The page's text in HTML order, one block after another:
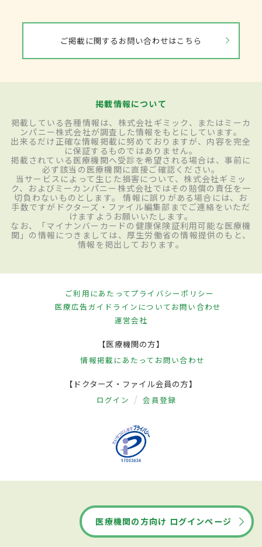
ご掲載に関するお問い合わせはこちら
掲載情報について
掲載している各種情報は、株式会社ギミック、またはミーカ
ンパニー株式会社が調査した情報をもとにしています。
出来るだけ正確な情報掲載に努めておりますが、内容を完全
に保証するものではありません。
掲載されている医療機関へ受診を希望される場合は、事前に
必ず該当の医療機関に直接ご確認ください。
当サービスによって生じた損害について、株式会社ギミッ
ク、およびミーカンパニー株式会社ではその賠償の責任を一
切負わないものとします。 情報に誤りがある場合には、お
手数ですがドクターズ・ファイル編集部までご連絡をいただ
けますようお願いいたします。
なお、「マイナンバーカードの健康保険証利用可能な医療機
関」の情報につきましては、厚生労働省の情報提供のもと、
情報を掲出しております。
ご利用にあたってプライバシーポリシー
医療広告ガイドラインについてお問い合わせ
運営会社
【医療機関の方】
情報掲載にあたって お問い合わせ
【ドクターズ・ファイル会員の方】
ログイン 会員登録
医療機関の方向け ログインページ